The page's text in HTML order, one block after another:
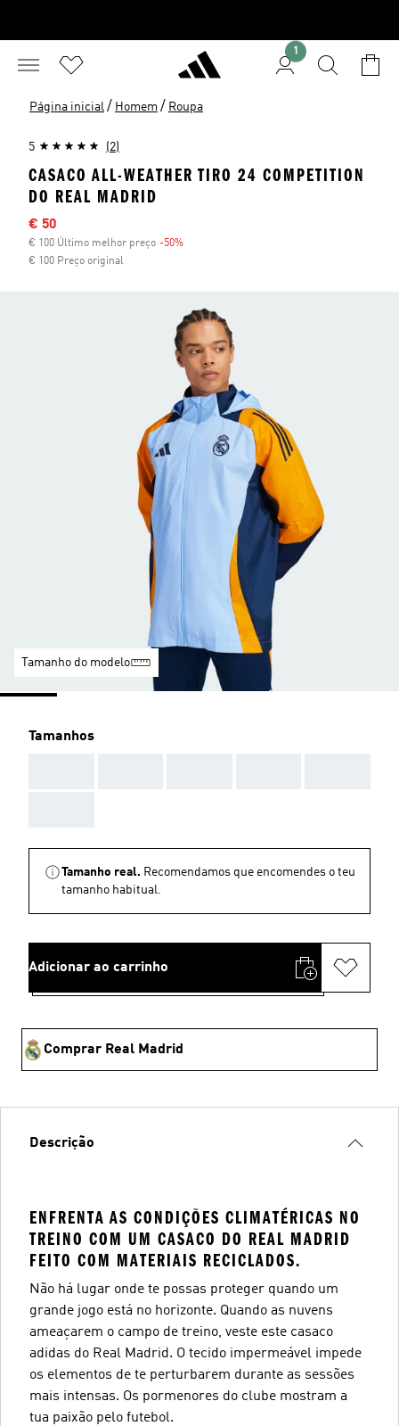
1
Página inicial / Homem / Roupa
5 (2)
CASACO ALL-WEATHER TIRO 24 COMPETITION
DO REAL MADRID
Preço com desconto
€ 50
€ 100 Último melhor preço -50%
€ 100 Preço original
Tamanho do modelo
Tamanhos
Tamanho real. Recomendamos que encomendes o teu
tamanho habitual.
Adicionar ao carrinho
Comprar Real Madrid
Descrição
ENFRENTA AS CONDIÇÕES CLIMATÉRICAS NO
TREINO COM UM CASACO DO REAL MADRID
FEITO COM MATERIAIS RECICLADOS.
Não há lugar onde te possas proteger quando um
grande jogo está no horizonte. Quando as nuvens
ameaçarem o campo de treino, veste este casaco
adidas do Real Madrid. O tecido impermeável impede
os elementos de te perturbarem durante as sessões
mais intensas. Os pormenores do clube mostram a
tua paixão pelo futebol.